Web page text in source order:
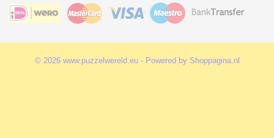
© 2026 www.puzzelwereld.eu - Powered by Shoppagina.nl